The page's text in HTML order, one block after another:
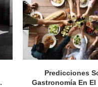
Predicciones
Gastronomía En El